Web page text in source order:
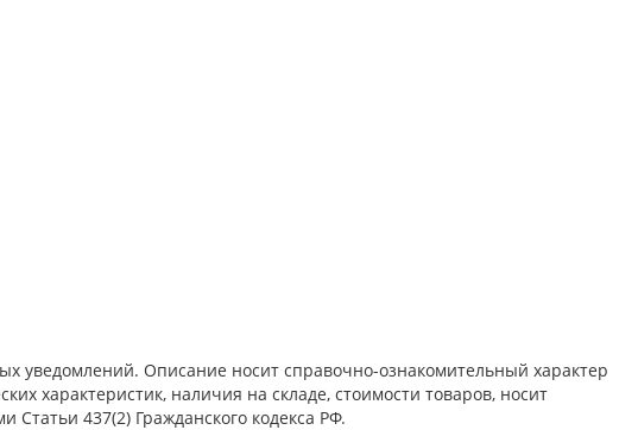
уведомлений. Описание носит справочно-ознакомительный характер
характеристик, наличия на складе, стоимости товаров, носит
437(2) Гражданского кодекса РФ.